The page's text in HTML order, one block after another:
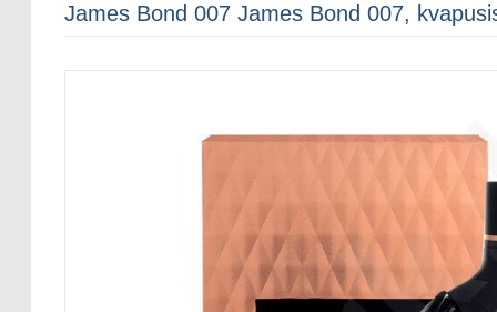
sandėlyjeir
kosmetika
ir
aksesuarai
suaugusiems
ir
James Bond 007 James Bond 007,